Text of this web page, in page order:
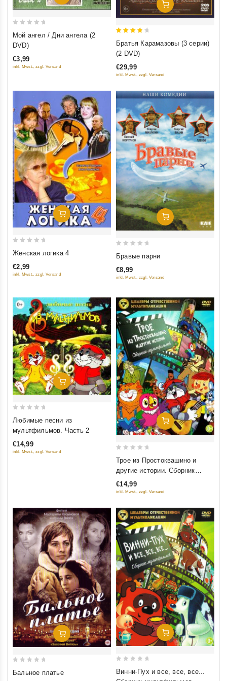
5
Мой ангел / Дни ангела (2
DVD)
€3,99
inkl. Mwst., zzgl. Versand
Добавить В Корзину
out of
Братья Карамазовы (3 серии)
(2 DVD)
€29,99
inkl. Mwst., zzgl. Versand
Добавить В Корзину
of
Женская логика 4
€2,99
inkl. Mwst., zzgl. Versand
Добавить В Корзину
out
of
Бравые парни
€8,99
inkl. Mwst., zzgl. Versand
Добавить В Корзину
5
Любимые песни из
мультфильмов. Часть 2
€14,99
inkl. Mwst., zzgl. Versand
Добавить В Корзину
out
5
Трое из Простоквашино и
другие истории. Сборник
мульфильмов (Шедевры
Отечественной
€14,99
inkl. Mwst., zzgl. Versand
Добавить В Корзину
Бальное платье
Добавить В Корзину
Винни-Пух и все, все, все...